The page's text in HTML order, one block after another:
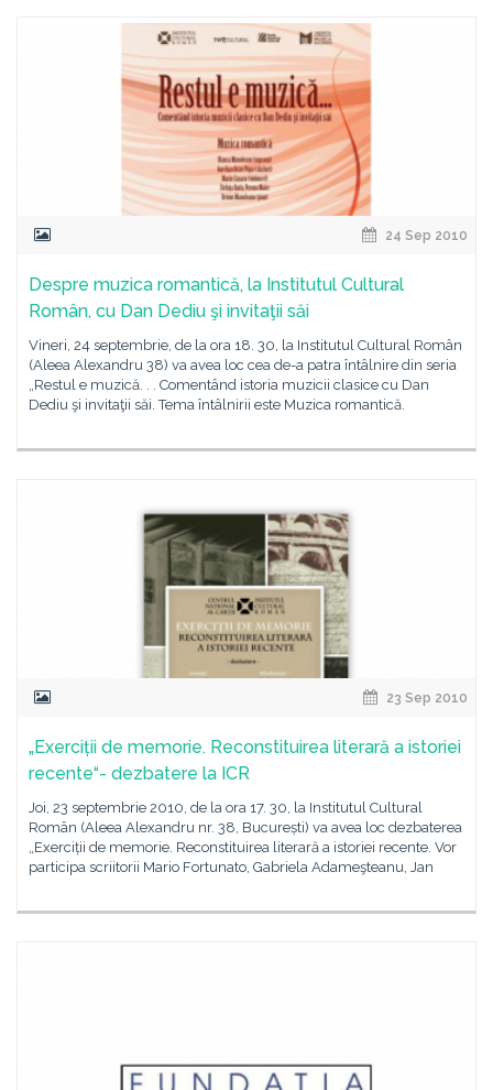
24 Sep 2010
Despre muzica romantică, la Institutul Cultural
Român, cu Dan Dediu şi invitaţii săi
Vineri, 24 septembrie, de la ora 18. 30, la Institutul Cultural Român
(Aleea Alexandru 38) va avea loc cea de-a patra întâlnire din seria
„Restul e muzică. . . Comentând istoria muzicii clasice cu Dan
Dediu şi invitaţii săi. Tema întâlnirii este Muzica romantică.
23 Sep 2010
„Exerciții de memorie. Reconstituirea literară a istoriei
recente“- dezbatere la ICR
Joi, 23 septembrie 2010, de la ora 17. 30, la Institutul Cultural
Român (Aleea Alexandru nr. 38, București) va avea loc dezbaterea
„Exerciții de memorie. Reconstituirea literară a istoriei recente. Vor
participa scriitorii Mario Fortunato, Gabriela Adameşteanu, Jan